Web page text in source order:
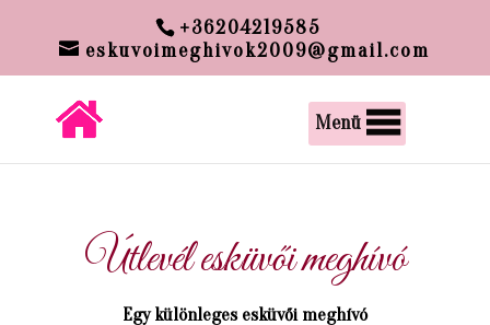
google-site-verification:
google00c6300f6013a60e.html
+36204219585
eskuvoimeghivok2009@gmail.com
Menü
Útlevél esküvői meghívó
Egy különleges esküvői meghívó